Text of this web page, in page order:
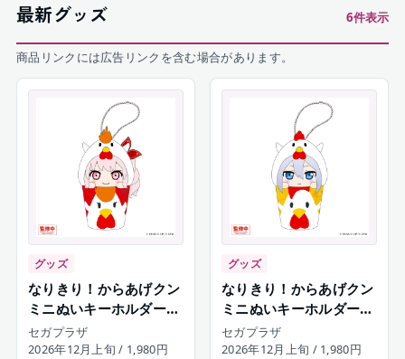
最新グッズ 6件表示
商品リンクには広告リンクを含む場合があります。
グッズ
なりきり！からあげクン
ミニぬいキーホルダー
暁山瑞希
セガプラザ
2026年12月上旬 / 1,980円
グッズ
なりきり！からあげクン
ミニぬいキーホルダー
宵崎奏
セガプラザ
2026年12月上旬 / 1,980円